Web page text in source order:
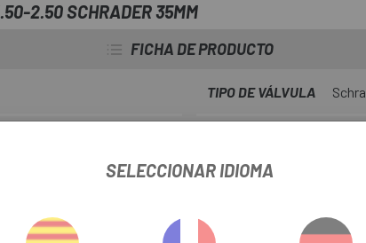
2.50 SCHRADER 35MM
FICHA DE PRODUCTO
TIPO DE VÁLVULA
SELECCIONAR IDIOMA